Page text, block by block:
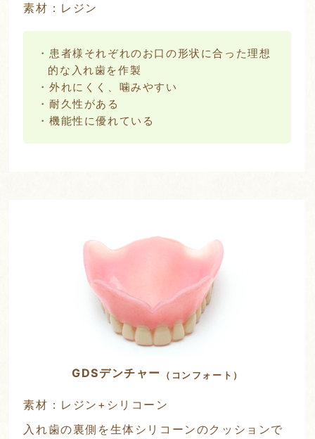
素材：レジン
・患者様それぞれのお口の形状に合った理想
的な入れ歯を作製
・外れにくく、噛みやすい
・耐久性がある
・機能性に優れている
GDSデンチャー （コンフォート）
素材：レジン+シリコーン
入れ歯の裏側を生体シリコーンのクッションで